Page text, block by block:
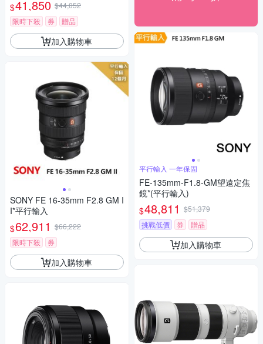
$41,850 $44,052
限時下殺
券 贈品
加入購物車
SONY FE 16-35mm F2.8 GM I
I*平行輸入
$62,911 $66,222
限時下殺
券
加入購物車
平行輸入 一年保固
FE-135mm-F1.8-GM望遠定焦
鏡*(平行輸入)
$48,811 $51,379
挑戰低價
券 贈品
加入購物車